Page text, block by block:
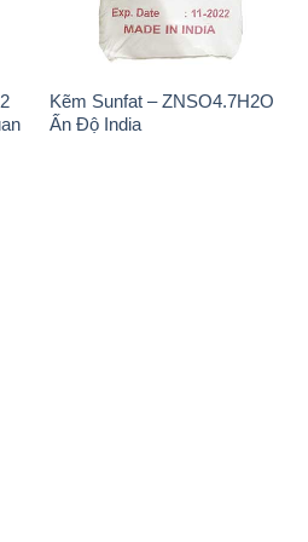
Kẽm Sunfat – ZNSO4.7H2O
Ấn Độ India